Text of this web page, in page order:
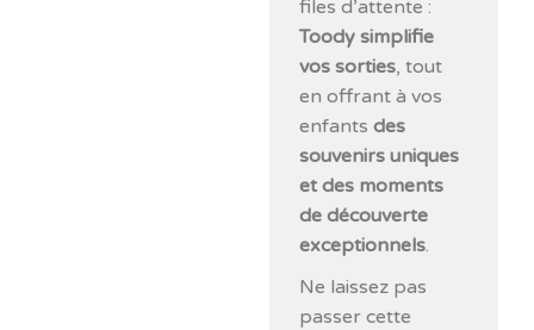
files d’attente :
Toody simplifie
vos sorties, tout
en offrant à vos
enfantsdes
souvenirs uniques
et des moments
de découverte
exceptionnels.
Ne laissez pas
passer cette